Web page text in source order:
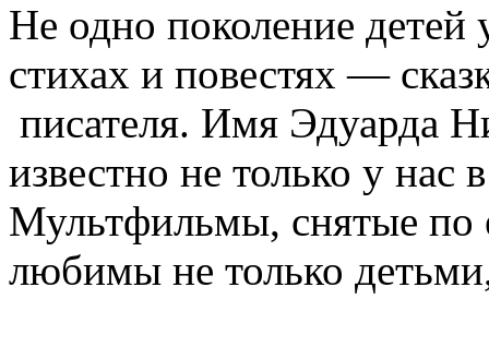
Не одно поколение детей
стихах и повестях —
писателя. Имя Эдуарда
известно не только у нас
Мультфильмы, снятые по
любимы не только